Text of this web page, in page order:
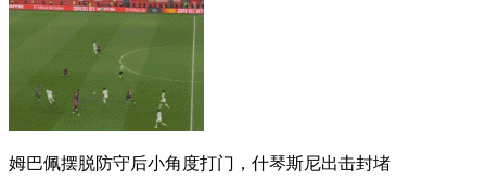
姆巴佩摆脱防守后小角度打门，什琴斯尼出击封堵